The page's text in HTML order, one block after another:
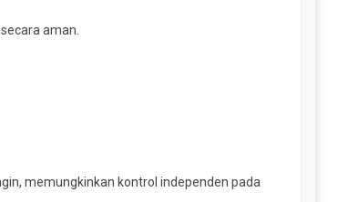
aman.
memungkinkan kontrol independen pada